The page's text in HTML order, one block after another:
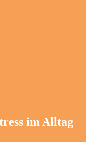
im Alltag